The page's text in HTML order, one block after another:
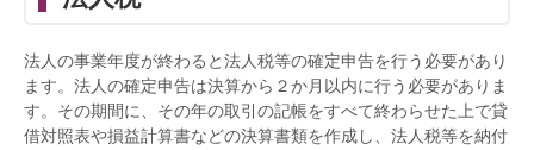
法人の事業年度が終わると法人税等の確定申告を行う必要があり
ます。法人の確定申告は決算から２か月以内に行う必要がありま
す。その期間に、その年の取引の記帳をすべて終わらせた上で貸
借対照表や損益計算書などの決算書類を作成し、法人税等を納付